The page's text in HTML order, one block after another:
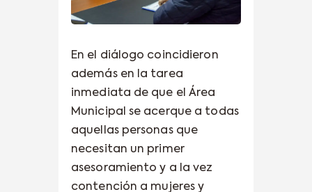
En el diálogo coincidieron
además en la tarea
inmediata de que el Área
Municipal se acerque a todas
aquellas personas que
necesitan un primer
asesoramiento y a la vez
contención a mujeres y